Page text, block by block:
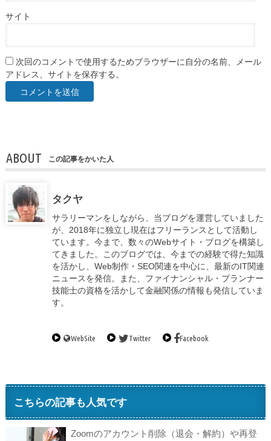
サイト
次回のコメントで使用するためブラウザーに自分の名前、メール
アドレス、サイトを保存する。
ABOUT この記事をかいた人
タクヤ
サラリーマンをしながら、当ブログを運営していました
が、2018年に独立し現在はフリーランスとして活動し
ています。今まで、数々のWebサイト・ブログを構築し
てきました。このブログでは、今までの経験で得た知識
を活かし、Web制作・SEO関連を中心に、最新のIT関連
ニュースを発信。また、ファイナンシャル・プランナー
技能士の資格を活かして金融関係の情報も発信していま
す。
WebSite Twitter Facebook
こちらの記事も人気です
Zoomのアカウント削除（退会・解約）や再登